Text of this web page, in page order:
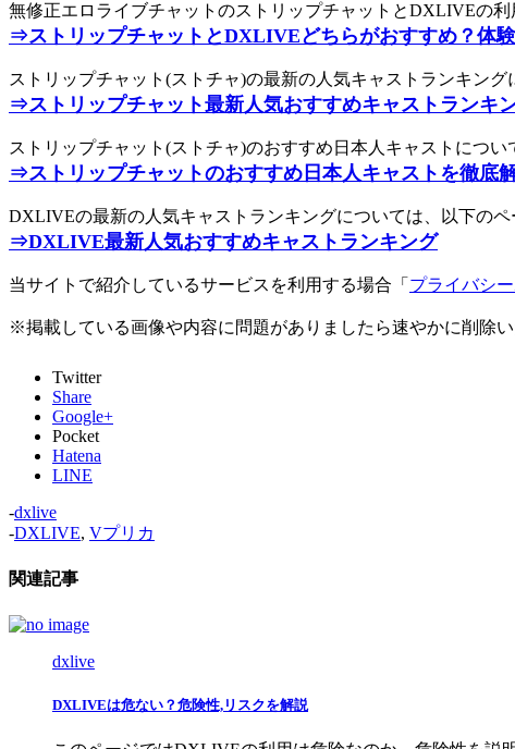
無修正エロライブチャットのストリップチャットとDXLIVEの
⇒ストリップチャットとDXLIVEどちらがおすすめ？体
ストリップチャット(ストチャ)の最新の人気キャストランキン
⇒ストリップチャット最新人気おすすめキャストランキ
ストリップチャット(ストチャ)のおすすめ日本人キャストにつ
⇒ストリップチャットのおすすめ日本人キャストを徹底
DXLIVEの最新の人気キャストランキングについては、以下の
⇒DXLIVE最新人気おすすめキャストランキング
当サイトで紹介しているサービスを利用する場合「 プライバシ
※掲載している画像や内容に問題がありましたら速やかに削除い
Twitter
Share
Google+
Pocket
Hatena
LINE
-dxlive
-DXLIVE, Vプリカ
関連記事
dxlive
DXLIVEは危ない？危険性,リスクを解説